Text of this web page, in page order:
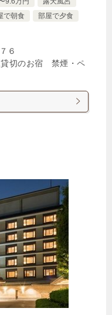
お得！ゆったり
る
お得！ゆったり
OUT-12:00
で朝食
部屋で夕食
６
貸切のお宿 禁煙・ペ